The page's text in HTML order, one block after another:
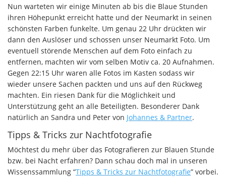
Nun warteten wir einige Minuten ab bis die Blaue Stunden
ihren Höhepunkt erreicht hatte und der Neumarkt in seinen
schönsten Farben funkelte. Um genau 22 Uhr drückten wir
dann den Auslöser und schossen unser Neumarkt Foto. Um
eventuell störende Menschen auf dem Foto einfach zu
entfernen, machten wir vom selben Motiv ca. 20 Aufnahmen.
Gegen 22:15 Uhr waren alle Fotos im Kasten sodass wir
wieder unsere Sachen packten und uns auf den Rückweg
machten. Ein riesen Dank für die Möglichkeit und
Unterstützung geht an alle Beteiligten. Besonderer Dank
natürlich an Sandra und Peter von Johannes & Partner.
Tipps & Tricks zur Nachtfotografie
Möchtest du mehr über das Fotografieren zur Blauen Stunde
bzw. bei Nacht erfahren? Dann schau doch mal in unseren
Wissenssammlung “Tipps & Tricks zur Nachtfotografie” vorbei.